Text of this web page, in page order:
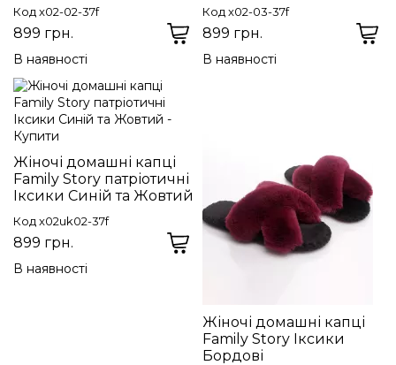
Код x02-02-37f
899 грн.
В наявності
Код x02-03-37f
899 грн.
В наявності
Жіночі домашні капці
Family Story патріотичні
Іксики Синій та Жовтий
Код x02uk02-37f
899 грн.
В наявності
Жіночі домашні капці
Family Story Іксики
Бордові